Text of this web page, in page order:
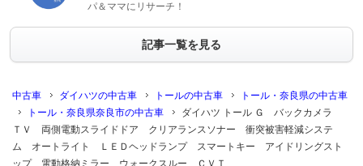
パ＆ママにリサーチ！
記事一覧を見る
中古車 ダイハツの中古車 トールの中古車
トール・奈良県の中古車
トール・奈良県奈良市の中古車
ダイハツ トール Ｇ バックカメラ
ＴＶ 両側電動スライドドア クリアランスソナー 衝突被害軽減システ
ム オートライト ＬＥＤヘッドランプ スマートキー アイドリングスト
ップ 電動格納ミラー ウォークスルー ＣＶＴ